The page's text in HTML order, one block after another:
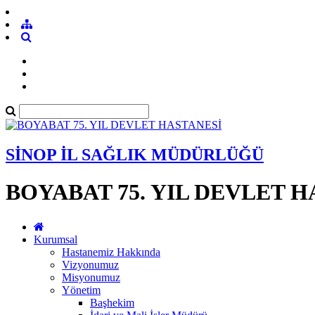
SİNOP İL SAĞLIK MÜDÜRLÜĞÜ
BOYABAT 75. YIL DEVLET
Kurumsal
Hastanemiz Hakkında
Vizyonumuz
Misyonumuz
Yönetim
Başhekim